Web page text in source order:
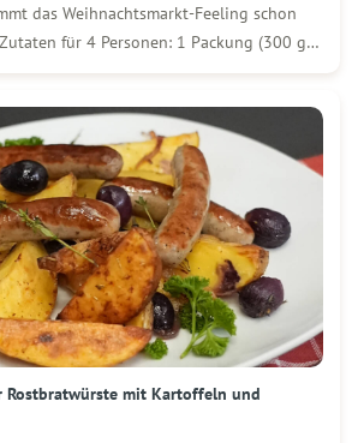
das Weihnachtsmarkt-Feeling schon
für 4 Personen: 1 Packung (300 g)
Rostbratwürste mit Kartoffeln und